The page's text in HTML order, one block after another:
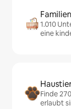
1.010
eine
Finde
erlaubt